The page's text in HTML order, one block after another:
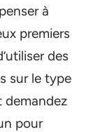
à
premiers
des
sur le type
demandez
pour